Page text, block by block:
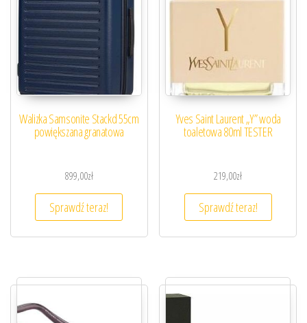
Walizka Samsonite Stackd 55cm
powiększana granatowa
899,00zł
Sprawdź teraz!
Yves Saint Laurent „Y” woda
toaletowa 80ml TESTER
219,00zł
Sprawdź teraz!